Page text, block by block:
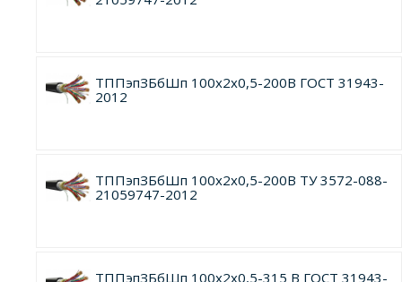
ТППэпЗБбШп 100х2х0,5-200В ГОСТ 31943-
2012
ТППэпЗБбШп 100х2х0,5-200В ТУ 3572-088-
21059747-2012
ТППэпЗБбШп 100х2х0,5-315 В ГОСТ 31943-